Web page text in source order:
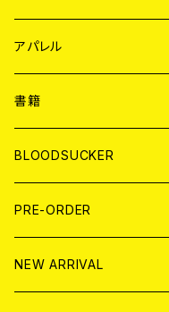
WORLD
JAPAN
７EP
LP
WORLD
7EP
LP
アパレル
JAPAN
T-shirt
HOOD
WORLD
T-shirt
HOOD
書籍
MAGAZINE
BOLLOCKS
EL ZINE
写真集 (PHOTOBOOK)
BLOODSUCKER
CD
アナログ
PRE-ORDER
NEW ARRIVAL